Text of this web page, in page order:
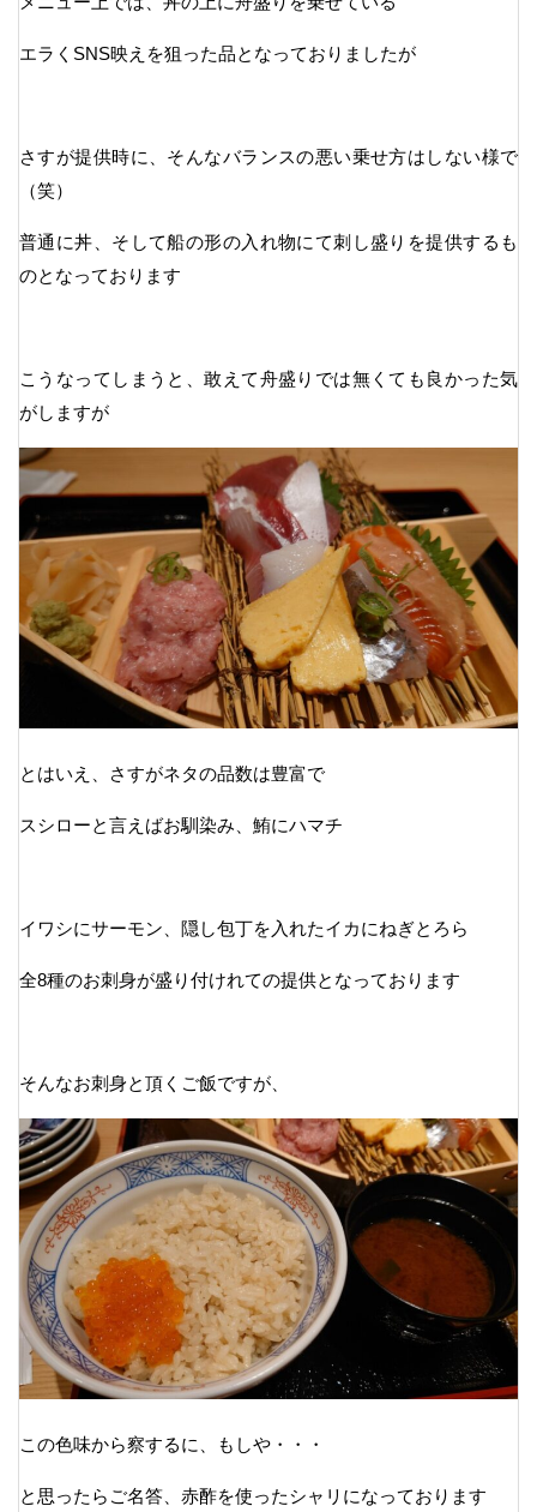
エラくSNS映えを狙った品となっておりましたが
さすが提供時に、そんなバランスの悪い乗せ方はしない様で
（笑）
普通に丼、そして船の形の入れ物にて刺し盛りを提供するも
のとなっております
こうなってしまうと、敢えて舟盛りでは無くても良かった気
がしますが
とはいえ、さすがネタの品数は豊富で
スシローと言えばお馴染み、鮪にハマチ
イワシにサーモン、隠し包丁を入れたイカにねぎとろら
全8種のお刺身が盛り付けれての提供となっております
そんなお刺身と頂くご飯ですが、
この色味から察するに、もしや・・・
と思ったらご名答、赤酢を使ったシャリになっております